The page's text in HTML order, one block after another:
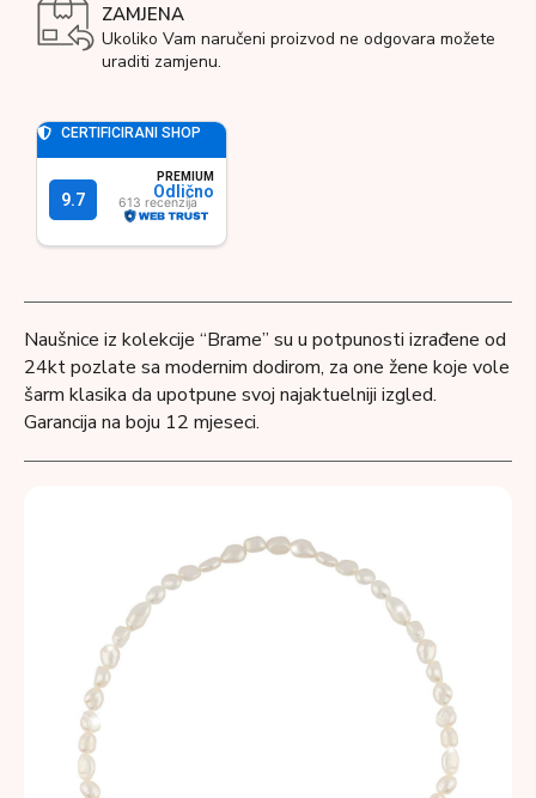
ZAMJENA
Ukoliko Vam naručeni proizvod ne odgovara možete
uraditi zamjenu.
Naušnice iz kolekcije “Brame” su u potpunosti izrađene od
24kt pozlate sa modernim dodirom, za one žene koje vole
šarm klasika da upotpune svoj najaktuelniji izgled.
Garancija na boju 12 mjeseci.